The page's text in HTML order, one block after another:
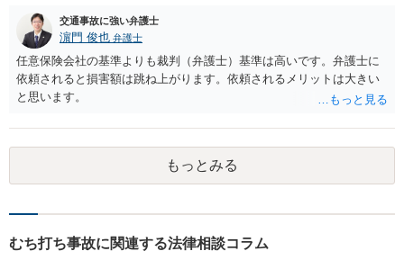
交通事故に強い弁護士
濵門 俊也 弁護士
任意保険会社の基準よりも裁判（弁護士）基準は高いです。弁護士に
依頼されると損害額は跳ね上がります。依頼されるメリットは大きい
と思います。
もっとみる
むち打ち事故に関連する法律相談コラム